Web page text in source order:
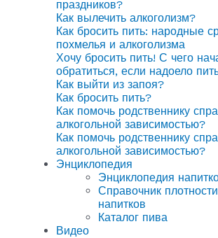
праздников?
Как вылечить алкоголизм?
Как бросить пить: народные
похмелья и алкоголизма
Хочу бросить пить! С чего
обратиться, если надоело
Как выйти из запоя?
Как бросить пить?
Как помочь родственнику
алкогольной зависимостью?
Как помочь родственнику
алкогольной зависимостью?
Энциклопедия
Энциклопедия
Справочник
напитков
Каталог пива
Видео